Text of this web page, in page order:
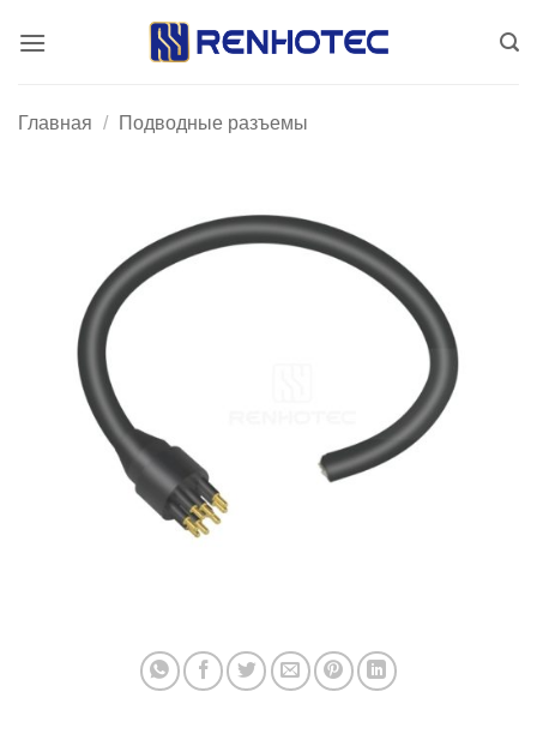
Главная / Подводные разъемы